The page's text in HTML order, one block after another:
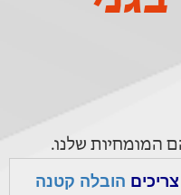
המומחיות שלנו.
הובלה קטנה